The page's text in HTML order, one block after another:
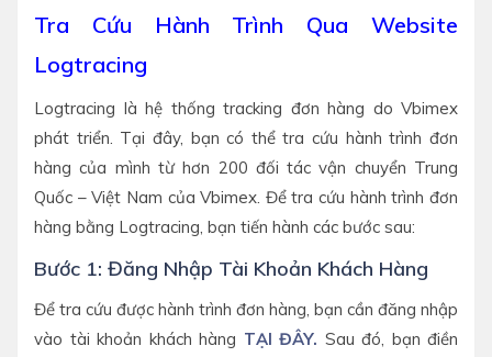
Tra Cứu Hành Trình Qua Website
Logtracing
Logtracing là hệ thống tracking đơn hàng do Vbimex
phát triển. Tại đây, bạn có thể tra cứu hành trình đơn
hàng của mình từ hơn 200 đối tác vận chuyển Trung
Quốc – Việt Nam của Vbimex. Để tra cứu hành trình đơn
hàng bằng Logtracing, bạn tiến hành các bước sau:
Bước 1: Đăng Nhập Tài Khoản Khách Hàng
Để tra cứu được hành trình đơn hàng, bạn cần đăng nhập
vào tài khoản khách hàng TẠI ĐÂY. Sau đó, bạn điền